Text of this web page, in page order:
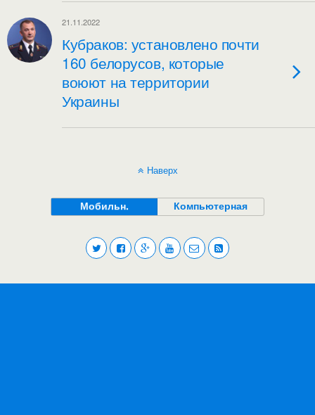
21.11.2022
Кубраков: установлено почти
160 белорусов, которые
воюют на территории
Украины
Наверх
Мобильн. Компьютерная